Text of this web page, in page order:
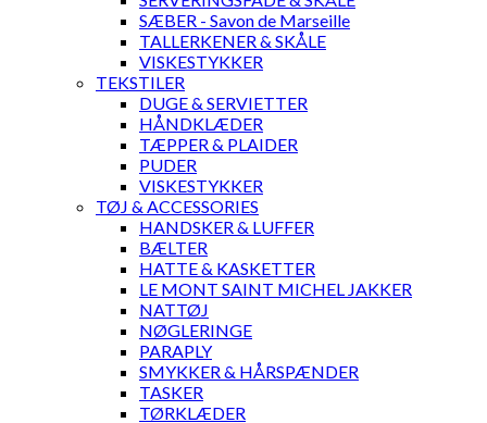
SÆBER - Savon de Marseille
TALLERKENER & SKÅLE
VISKESTYKKER
TEKSTILER
DUGE & SERVIETTER
HÅNDKLÆDER
TÆPPER & PLAIDER
PUDER
VISKESTYKKER
TØJ & ACCESSORIES
HANDSKER & LUFFER
BÆLTER
HATTE & KASKETTER
LE MONT SAINT MICHEL JAKKER
NATTØJ
NØGLERINGE
PARAPLY
SMYKKER & HÅRSPÆNDER
TASKER
TØRKLÆDER